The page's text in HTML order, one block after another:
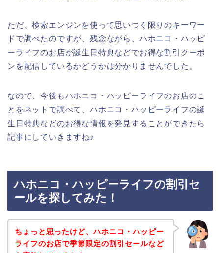
ただ、検索エンジンを使って思いつく限りのキーワー
ドで調べたのですが、残念ながら、ハホニコ・ハッピ
ーライフのお店が誕生日特典などでお得な割引クーポ
ンを配信しているかどうかは分かりませんでした。
なので、今後もハホニコ・ハッピーライフのお店のこ
とをネットで調べて、ハホニコ・ハッピーライフの誕
生日特典などのお得な情報を発見することができたら
記事にしていきますね♪
ハホニコ・ハッピーライフの割引セ
ールを探してみた！
ちょっと思ったけど、ハホニコ・ハッピー
ライフのお店で季節限定の割引セールなど